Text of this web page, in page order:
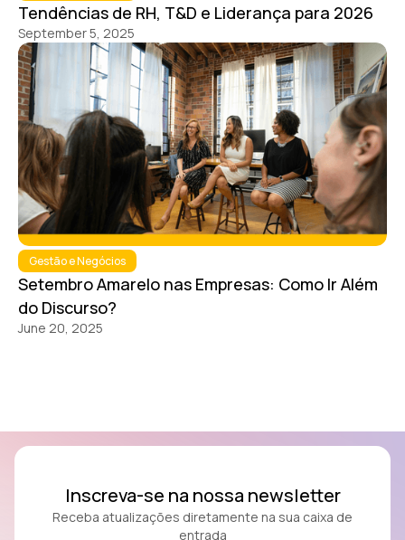
Tendências de RH, T&D e Liderança para 2026
September 5, 2025
Gestão e Negócios
Setembro Amarelo nas Empresas: Como Ir Além
do Discurso?
June 20, 2025
Inscreva-se na nossa newsletter
Receba atualizações diretamente na sua caixa de
entrada